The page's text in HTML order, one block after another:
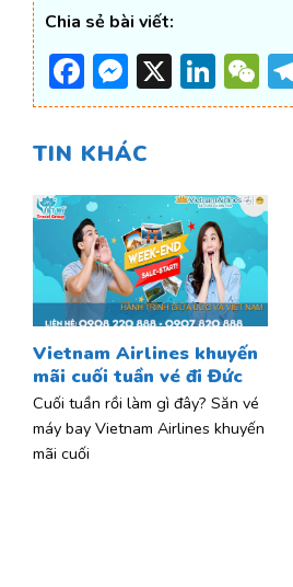
Chia sẻ bài viết:
Facebook
X
TIN KHÁC
Vietnam Airlines khuyến
mãi cuối tuần vé đi Đức
Cuối tuần rồi làm gì đây? Săn vé
máy bay Vietnam Airlines khuyến
mãi cuối